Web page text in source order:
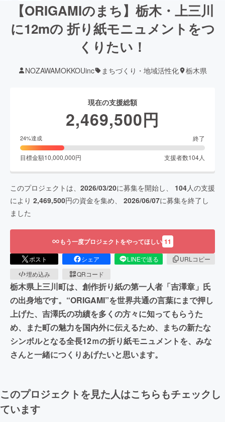
【ORIGAMIのまち】栃木・上三川
に12mの 折り紙モニュメントをつ
くりたい！
NOZAWAMOKKOUinc まちづくり・地域活性化 栃木県
現在の支援総額
2,469,500円
24%達成 終了
目標金額10,000,000円 支援者数104人
このプロジェクトは、 2026/03/20に募集を開始し、 104人の支援
により 2,469,500円の資金を集め、 2026/06/07に募集を終了し
ました
もう一度プロジェクトをやってほしい 11
ポスト シェア LINEで送る
URLコピー
埋め込み
QRコード
栃木県上三川町は、創作折り紙の第一人者「吉澤章」氏
の出身地です。“ORIGAMI”を世界共通の言葉にまで押し
上げた、吉澤氏の功績を多くの方々に知ってもらうた
め、また町の魅力を国内外に伝えるため、まちの新たな
シンボルとなる全長12ｍの折り紙モニュメントを、みな
さんと一緒につくりあげたいと思います。
このプロジェクトを見た人はこちらもチェックし
ています